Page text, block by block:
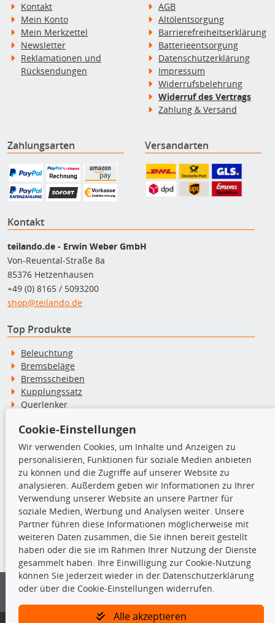
Kontakt
Mein Konto
Mein Merkzettel
Newsletter
Reklamationen und
Rücksendungen
AGB
Altölentsorgung
Barrierefreiheitserklärung
Batterieentsorgung
Datenschutzerklärung
Impressum
Widerrufsbelehrung
Widerruf des Vertrags
Zahlung & Versand
Zahlungsarten Versandarten
Kontakt
teilando.de - Erwin Weber GmbH
Von-Reuental-Straße 8a
85376 Hetzenhausen
+49 (0) 8165 / 5093200
shop@teilando.de
Top Produkte
Beleuchtung
Bremsbeläge
Bremsscheiben
Kupplungssatz
Querlenker
Stoßdämpfer
TecDoc Inside
Die hier angezeigten Daten insbesondere die gesamte Datenbank dürfen
nicht kopiert werden.
Es ist zu unterlassen, die Daten oder die gesamte Datenbank ohne
vorherige Zustimmung von TecDoc zu vervielfältigen, zu verbreiten
und/oder diese Handlungen durch Dritte ausführen zu lassen. Ein
Bitte prüfen Sie, ob das über unseren Onlineshop identifizierte Ersatzteil
Cookie-Einstellungen
Wir verwenden Cookies, um Inhalte und Anzeigen zu
personalisieren, Funktionen für soziale Medien anbieten
zu können und die Zugriffe auf unserer Website zu
analysieren. Außerdem geben wir Informationen zu Ihrer
Verwendung unserer Website an unsere Partner für
soziale Medien, Werbung und Analysen weiter. Unsere
Partner führen diese Informationen möglicherweise mit
weiteren Daten zusammen, die Sie ihnen bereit gestellt
haben oder die sie im Rahmen Ihrer Nutzung der Dienste
gesammelt haben. Ihre Einwilligung zur Cookie-Nutzung
können Sie jederzeit wieder in der Datenschutzerklärung
oder über die Cookie-Einstellungen widerrufen.
Alle akzeptieren